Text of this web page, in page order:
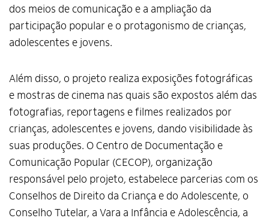
dos meios de comunicação e a ampliação da
participação popular e o protagonismo de crianças,
adolescentes e jovens.
Além disso, o projeto realiza exposições fotográficas
e mostras de cinema nas quais são expostos além das
fotografias, reportagens e filmes realizados por
crianças, adolescentes e jovens, dando visibilidade às
suas produções. O Centro de Documentação e
Comunicação Popular (CECOP), organização
responsável pelo projeto, estabelece parcerias com os
Conselhos de Direito da Criança e do Adolescente, o
Conselho Tutelar, a Vara a Infância e Adolescência, a